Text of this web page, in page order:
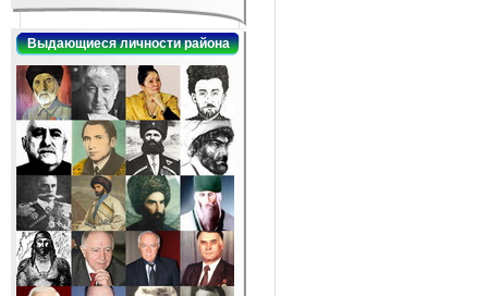
Выдающиеся личности района